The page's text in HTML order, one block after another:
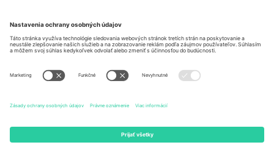
Unter den Linden 24, 10117
Berlin, Germany
167 City Road, London, Greater
London, EC1V 1AW, United
United States
131 Continental Dr, Suite 305,
States
Switzerland
Dorfstrasse 52a, 6390